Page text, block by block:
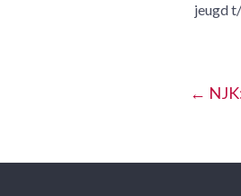
jeugd
←